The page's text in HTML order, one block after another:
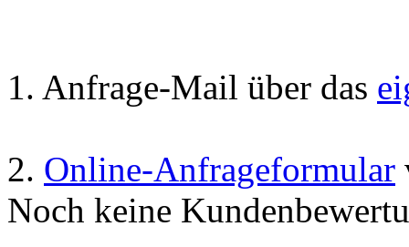
1. Anfrage-Mail über das
2. Online-Anfrageformular
Noch keine